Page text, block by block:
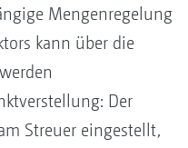
Mengenregelung
kann über die
Der
Streuer eingestellt,